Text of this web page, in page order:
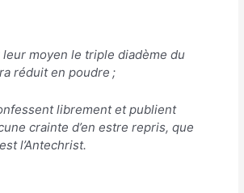
leur moyen le triple diadème du
réduit en poudre ;
librement et publient
crainte d’en estre repris, que
l’Antechrist.